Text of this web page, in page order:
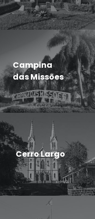
Campina
das Missões
Cerro Largo